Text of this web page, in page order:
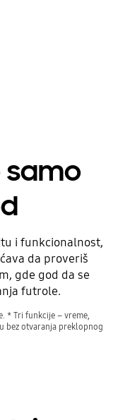
samo
i funkcionalnost,
da proveriš
gde god da se
futrole.
* Tri funkcije – vreme,
bez otvaranja preklopnog